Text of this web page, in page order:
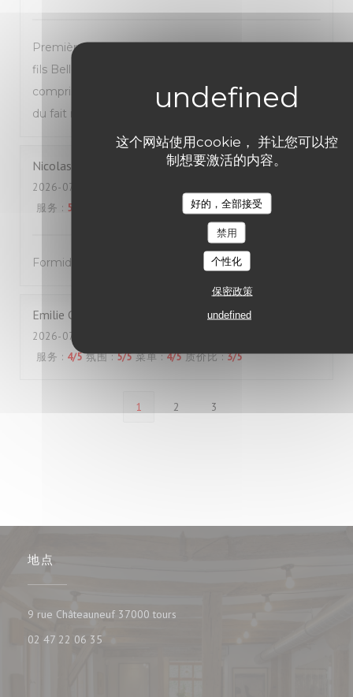
这个网站使用cookie， 并让您可以控
制想要激活的内容。
好的，全部接受
禁用
个性化
保密政策
undefined
Première fois que nous venons manger Avec mon
fils Belle découverte très bonne pizza dessert y
compris personnels agréables Prix très correct pour
du fait maison Nous reviendrons Mme Dion
Nicolas
2026-07-25
服务 : 5 质价比 : 5/5
Formidable !
Emilie C
2026-07-24
服务 : 4/5 氛围: 5/5 菜单: 4/5 质价比: 3/5
1 2 3
地点
9 rue Châteauneuf 37000 tours
02 47 22 06 35